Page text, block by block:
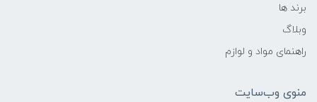
برند ها
وبلاگ
راهنمای مواد و لوازم
منوی وب‌سایت